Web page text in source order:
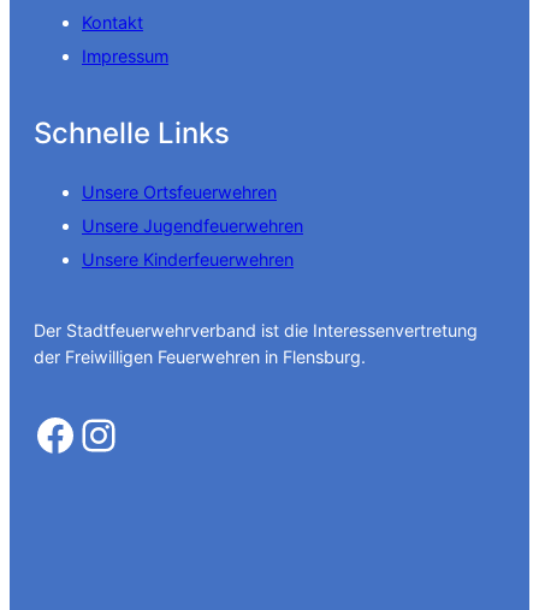
Kontakt
Impressum
Schnelle Links
Unsere Ortsfeuerwehren
Unsere Jugendfeuerwehren
Unsere Kinderfeuerwehren
Der Stadtfeuerwehrverband ist die Interessenvertretung
der Freiwilligen Feuerwehren in Flensburg.
Facebook Instagram